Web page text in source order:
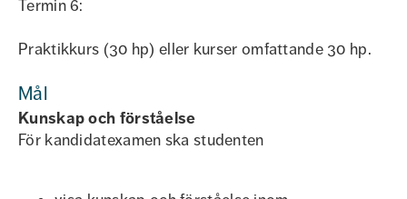
Termin 6:
Praktikkurs (30 hp) eller kurser omfattande 30 hp.
Mål
Kunskap och förståelse
För kandidatexamen ska studenten